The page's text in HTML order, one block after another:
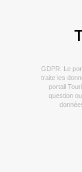
GDPR: Le
traite les
portail
question